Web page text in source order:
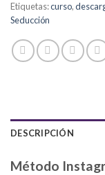
Etiquetas:curso,
Seducción
DESCRIPCIÓN
Método